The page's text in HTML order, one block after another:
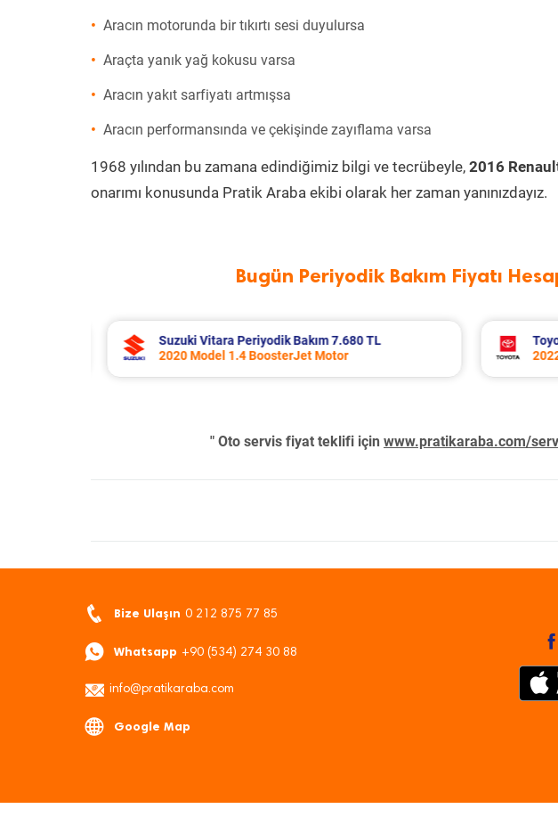
Aracın motorunda bir tıkırtı sesi duyulursa
Araçta yanık yağ kokusu varsa
Aracın yakıt sarfiyatı artmışsa
Aracın performansında ve çekişinde zayıflama varsa
1968 yılından bu zamana edindiğimiz bilgi ve tecrübeyle, 2016
onarımı konusunda Pratik Araba ekibi olarak her zaman yanınızdayız.
Bugün Periyodik Bakım Fiyatı
Toyota Corolla Periyodik Bakım 10.994 TL
2022 Model 1.8 Hybrid Motor
" Oto servis fiyat teklifi için www.pratikaraba.com/
Bize Ulaşın 0 212 875 77 85
Whatsapp +90 (534) 274 30 88
info@pratikaraba.com
Google Map